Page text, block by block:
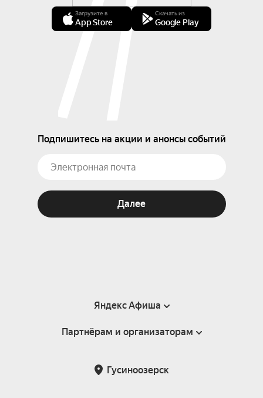
Загрузите в
App Store
Скачать из
Google Play
Подпишитесь на акции и анонсы событий
Далее
Яндекс Афиша
Справка
Подарочные сертификаты
Партнёрам и организаторам
Гусиноозерск